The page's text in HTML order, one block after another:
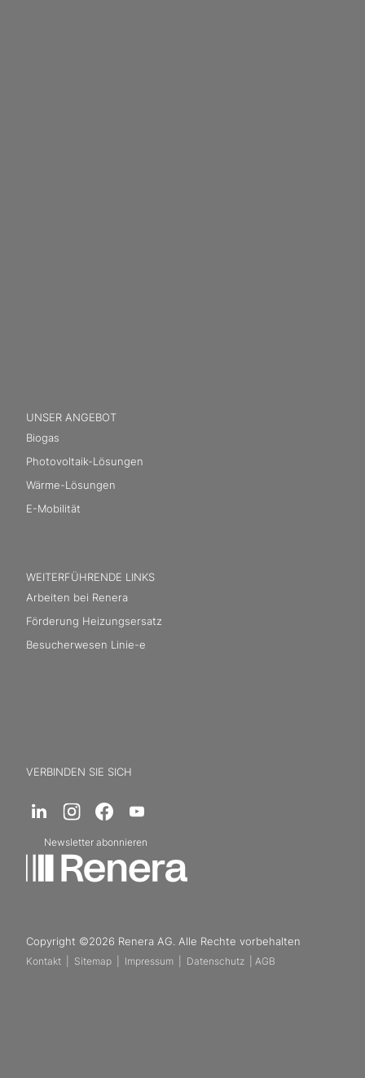
UNSER ANGEBOT
Biogas
Photovoltaik-Lösungen
Wärme-Lösungen
E-Mobilität
WEITERFÜHRENDE LINKS
Arbeiten bei Renera
Förderung Heizungsersatz
Besucherwesen Linie-e
VERBINDEN SIE SICH
Newsletter abonnieren
Copyright ©2026 Renera AG. Alle Rechte vorbehalten
Kontakt Sitemap Impressum Datenschutz AGB